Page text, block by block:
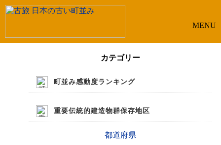
MENU
カテゴリー
町並み感動度ランキング
重要伝統的建造物群保存地区
都道府県